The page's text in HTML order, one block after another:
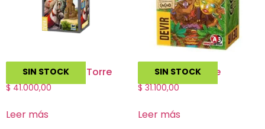
SIN STOCK
Carcassonne La Torre
$ 41.000,00
Leer más
SIN STOCK
Cacao Diamante
$ 31.100,00
Leer más